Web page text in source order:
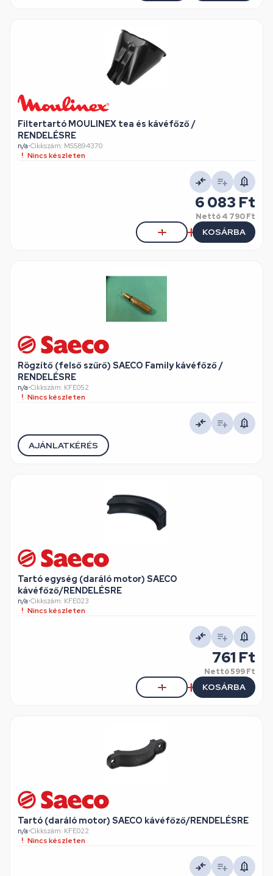
Filtertartó MOULINEX tea és kávéfőző /
RENDELÉSRE
n/a•Cikkszám: MS5894370
Nincs készleten
6 083 Ft
Nettó4 790 Ft
KOSÁRBA
Rögzítő (felső szűrő) SAECO Family kávéfőző /
RENDELÉSRE
n/a•Cikkszám: KFE052
Nincs készleten
AJÁNLATKÉRÉS
Tartó egység (daráló motor) SAECO
kávéfőző/RENDELÉSRE
n/a•Cikkszám: KFE023
Nincs készleten
761 Ft
Nettó599 Ft
KOSÁRBA
Tartó (daráló motor) SAECO kávéfőző/RENDELÉSRE
n/a•Cikkszám: KFE022
Nincs készleten